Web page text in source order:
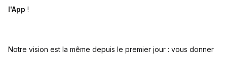
l'App !
Notre vision est la même depuis le premier jour : vous donner